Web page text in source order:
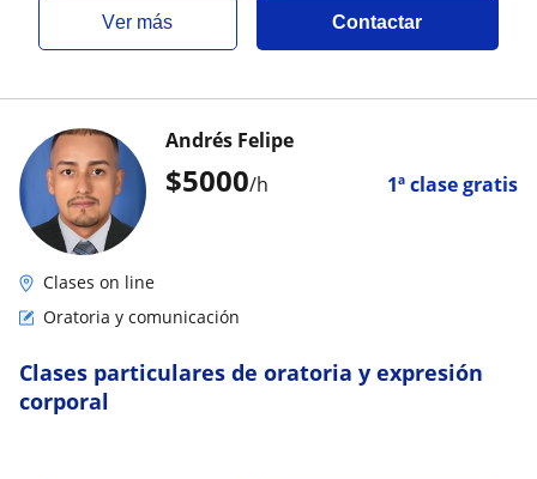
ver más Contactar
$5000/h 1ª clase gratis
Andrés Felipe
Clases on line
Oratoria y comunicación
Clases particulares de oratoria y expresión
corporal